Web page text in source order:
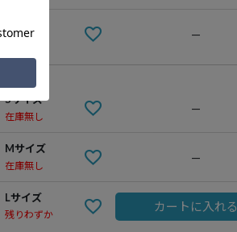
—
Sサイズ
在庫無し
—
Mサイズ
在庫無し
—
Lサイズ
残りわずか
カートに入れる